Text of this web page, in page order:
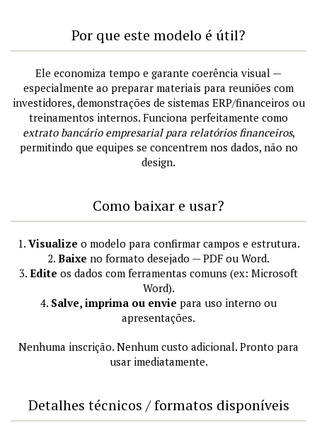
Por que este modelo é útil?
Ele economiza tempo e garante coerência visual —
especialmente ao preparar materiais para reuniões com
investidores, demonstrações de sistemas ERP/financeiros ou
treinamentos internos. Funciona perfeitamente como
extrato bancário empresarial para relatórios financeiros,
permitindo que equipes se concentrem nos dados, não no
design.
Como baixar e usar?
1. Visualize o modelo para confirmar campos e estrutura.
2. Baixe no formato desejado — PDF ou Word.
3. Edite os dados com ferramentas comuns (ex: Microsoft
Word).
4. Salve, imprima ou envie para uso interno ou
apresentações.
Nenhuma inscrição. Nenhum custo adicional. Pronto para
usar imediatamente.
Detalhes técnicos / formatos disponíveis